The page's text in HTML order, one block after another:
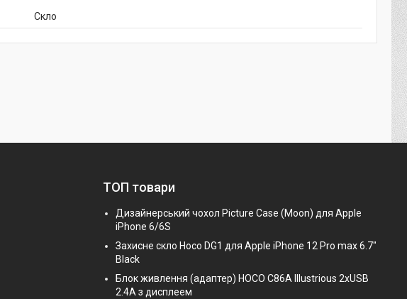
Скло
ТОП товари
Дизайнерський чохол Picture Case (Moon) для Apple
iPhone 6/6S
Захисне скло Hoco DG1 для Apple iPhone 12 Pro max 6.7"
Black
Блок живлення (адаптер) HOCO C86A Illustrious 2xUSB
2.4A з дисплеем